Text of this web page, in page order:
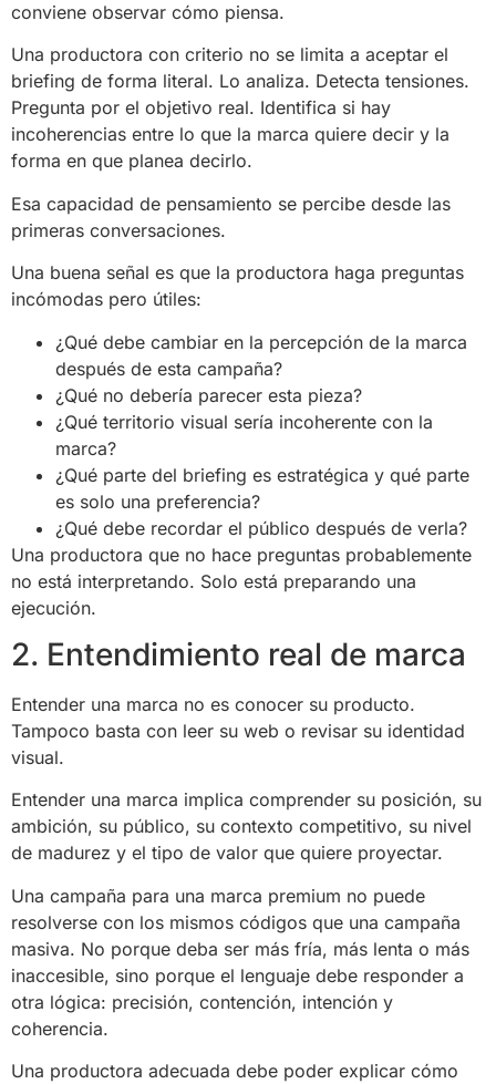
conviene observar cómo piensa.
Una productora con criterio no se limita a aceptar el
briefing de forma literal. Lo analiza. Detecta tensiones.
Pregunta por el objetivo real. Identifica si hay
incoherencias entre lo que la marca quiere decir y la
forma en que planea decirlo.
Esa capacidad de pensamiento se percibe desde las
primeras conversaciones.
Una buena señal es que la productora haga preguntas
incómodas pero útiles:
¿Qué debe cambiar en la percepción de la marca
después de esta campaña?
¿Qué no debería parecer esta pieza?
¿Qué territorio visual sería incoherente con la
marca?
¿Qué parte del briefing es estratégica y qué parte
es solo una preferencia?
¿Qué debe recordar el público después de verla?
Una productora que no hace preguntas probablemente
no está interpretando. Solo está preparando una
ejecución.
2. Entendimiento real de marca
Entender una marca no es conocer su producto.
Tampoco basta con leer su web o revisar su identidad
visual.
Entender una marca implica comprender su posición, su
ambición, su público, su contexto competitivo, su nivel
de madurez y el tipo de valor que quiere proyectar.
Una campaña para una marca premium no puede
resolverse con los mismos códigos que una campaña
masiva. No porque deba ser más fría, más lenta o más
inaccesible, sino porque el lenguaje debe responder a
otra lógica: precisión, contención, intención y
coherencia.
Una productora adecuada debe poder explicar cómo